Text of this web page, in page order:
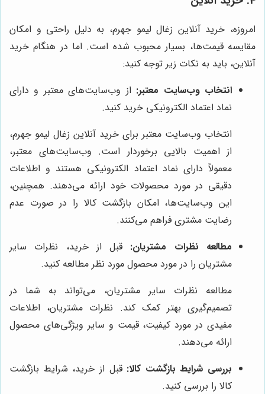
امروزه، خرید آنلاین زغال لیمو جهرم، به دلیل راحتی و امکان
مقایسه قیمت‌ها، بسیار محبوب شده است. اما در هنگام خرید
آنلاین، باید به نکات زیر توجه کنید:
انتخاب وب‌سایت معتبر: از وب‌سایت‌های معتبر و دارای
نماد اعتماد الکترونیکی خرید کنید.
انتخاب وب‌سایت معتبر برای خرید آنلاین زغال لیمو جهرم،
از اهمیت بالایی برخوردار است. وب‌سایت‌های معتبر،
معمولاً دارای نماد اعتماد الکترونیکی هستند و اطلاعات
دقیقی در مورد محصولات خود ارائه می‌دهند. همچنین،
این وب‌سایت‌ها، امکان بازگشت کالا را در صورت عدم
رضایت مشتری فراهم می‌کنند.
مطالعه نظرات مشتریان: قبل از خرید، نظرات سایر
مشتریان را در مورد محصول مورد نظر مطالعه کنید.
مطالعه نظرات سایر مشتریان، می‌تواند به شما در
تصمیم‌گیری بهتر کمک کند. نظرات مشتریان، اطلاعات
مفیدی در مورد کیفیت، قیمت و سایر ویژگی‌های محصول
ارائه می‌دهند.
بررسی شرایط بازگشت کالا: قبل از خرید، شرایط بازگشت
کالا را بررسی کنید.